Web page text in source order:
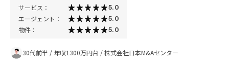
サービス： 5.0
エージェント： 5.0
物件： 5.0
30代前半 / 年収1300万円台 /株式会社日本M&Aセンター